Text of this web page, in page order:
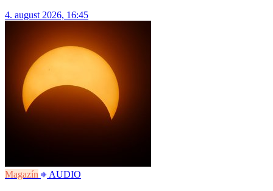
4. august 2026, 16:45
Magazín AUDIO